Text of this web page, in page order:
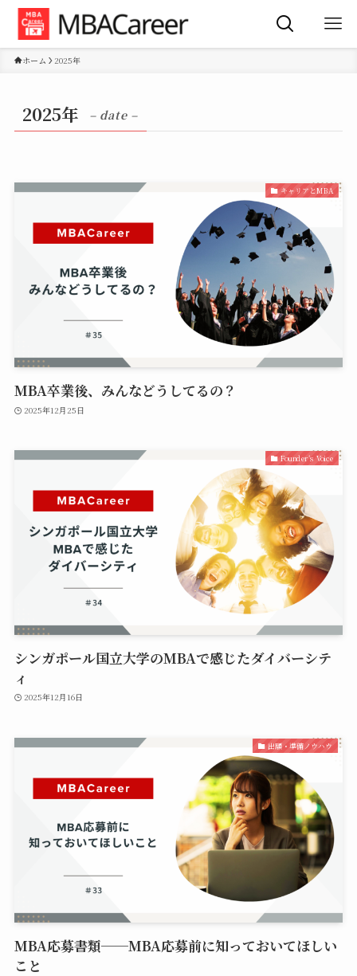
ホーム 2025年
2025年 – date –
キャリアとMBA
MBA卒業後、みんなどうしてるの？
2025年12月25日
Founder’s Voice
シンガポール国立大学のMBAで感じたダイバーシテ
ィ
2025年12月16日
出願・準備ノウハウ
MBA応募書類──MBA応募前に知っておいてほしい
こと